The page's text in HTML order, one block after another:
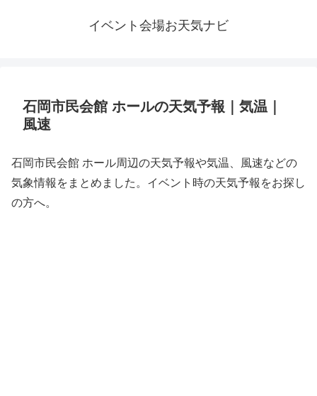
イベント会場お天気ナビ
石岡市民会館 ホールの天気予報｜気温｜
風速
石岡市民会館 ホール周辺の天気予報や気温、風速などの
気象情報をまとめました。イベント時の天気予報をお探し
の方へ。